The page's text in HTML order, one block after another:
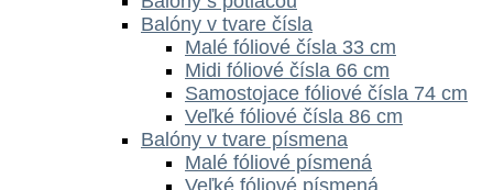
Balóny v tvare čísla
Malé fóliové čísla 33 cm
Midi fóliové čísla 66 cm
Samostojace fóliové čísla 74 cm
Veľké fóliové čísla 86 cm
Balóny v tvare písmena
Malé fóliové písmená